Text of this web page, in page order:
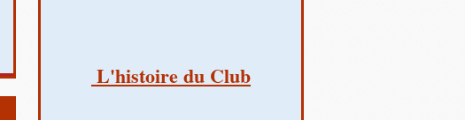
L'histoire du Club